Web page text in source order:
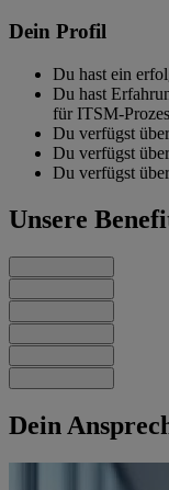
Dein Profil
Du hast ein
Du hast
für ITSM-
Du verfügst
Du verfügst
Du verfügst
Unsere
Dein